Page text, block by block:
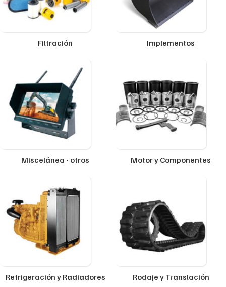
Filtración Implementos
Miscelánea - otros Motor y Componentes
Refrigeración y Radiadores Rodaje y Translación